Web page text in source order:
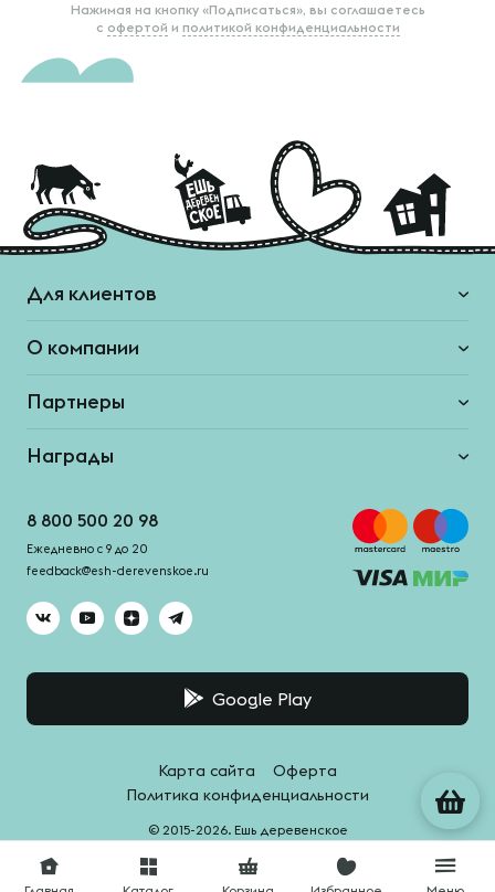
Нажимая на кнопку «Подписаться», вы соглашаетесь
с офертой и политикой конфиденциальности
Для клиентов
О компании
Партнеры
Награды
8 800 500 20 98
Ежедневно с 9 до 20
feedback@esh-derevenskoe.ru
Google Play
© 2015-2026. Ешь деревенское
Карта сайта
Оферта
Политика конфиденциальности
Система качества - HACCPro